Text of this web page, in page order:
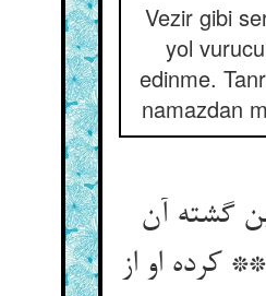
Vezir gibi
yol
edinme.
namazdan
گشته آن
کرده او از